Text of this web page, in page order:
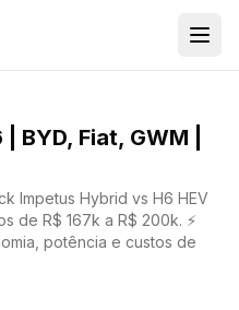
BYD, Fiat, GWM |
Impetus Hybrid vs H6 HEV
de R$ 167k a R$ 200k. ⚡
potência e custos de